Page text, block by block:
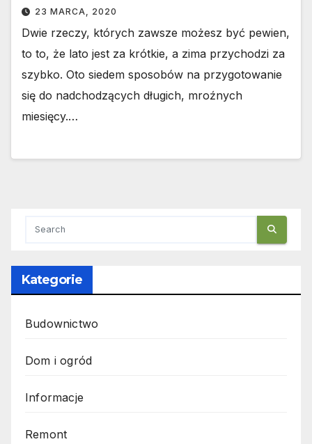
23 MARCA, 2020
Dwie rzeczy, których zawsze możesz być pewien,
to to, że lato jest za krótkie, a zima przychodzi za
szybko. Oto siedem sposobów na przygotowanie
się do nadchodzących długich, mroźnych
miesięcy.…
Kategorie
Budownictwo
Dom i ogród
Informacje
Remont